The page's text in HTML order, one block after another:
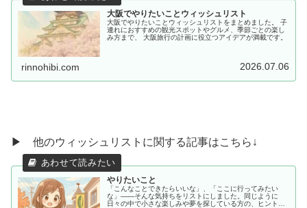
大阪でやりたいことウィッシュリスト
大阪でやりたいことウィッシュリストをまとめました。 子
連れにおすすめの観光スポットやグルメ、季節ごとの楽し
み方まで、 大阪旅行の計画に役立つアイデアが満載です。
rinnohibi.com 2026.07.06
▶ 他のウィッシュリストに関する記事はこちら↓
やりたいこと
「こんなことできたらいいな」、「ここに行ってみたい
な」——そんな気持ちをリストにしました。同じように
日々の中で小さな楽しみや夢を探している方の、ヒントや